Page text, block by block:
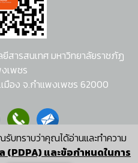
รับทราบว่าคุณได้อ่านและทำความ
และข้อกำหนดในการ
สารสนเทศ มหาวิทยาลัยราชภัฏ
เพชร
มือง จ.กำแพงเพชร 62000
นุชา พวงผกา